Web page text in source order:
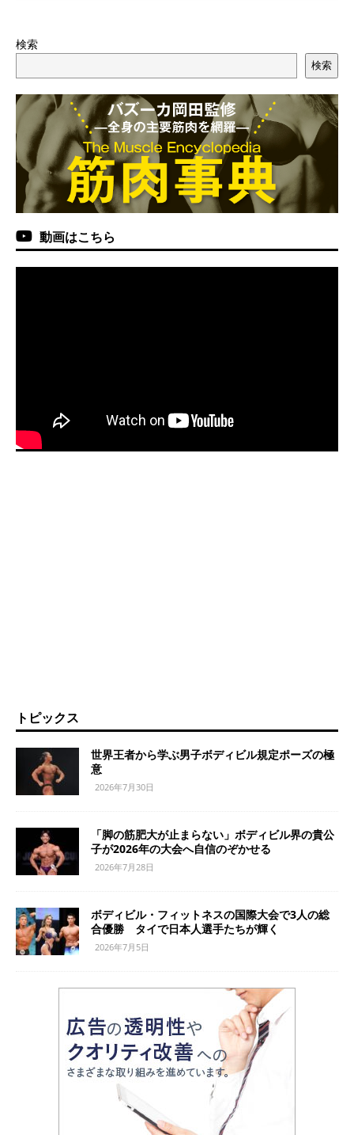
検索
検索
動画はこちら
トピックス
世界王者から学ぶ男子ボディビル規定ポーズの極
意
2026年7月30日
「脚の筋肥大が止まらない」ボディビル界の貴公
子が2026年の大会へ自信のぞかせる
2026年7月28日
ボディビル・フィットネスの国際大会で3人の総
合優勝 タイで日本人選手たちが輝く
2026年7月5日